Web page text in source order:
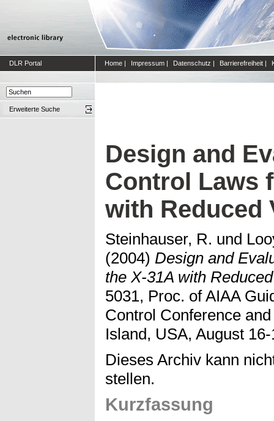
DLR Portal Home | Impressum | Datenschutz | Barrierefreiheit |
Erweiterte Suche
Design and
Control Laws
with Reduced
Steinhauser, R. und
(2004) Design and
the X-31A with
5031, Proc. of AIAA
Control Conference
Island, USA, August
Dieses Archiv kann
stellen.
Kurzfassung